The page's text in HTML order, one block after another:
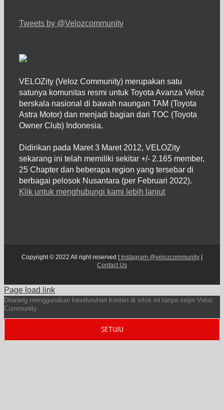
Tweets by @Velozcommunity
VELOZity (Veloz Community) merupakan satu
satunya komunitas resmi untuk Toyota Avanza Veloz
berskala nasional di bawah naungan TAM (Toyota
Astra Motor) dan menjadi bagian dari TOC (Toyota
Owner Club) Indonesia.
Didirikan pada Maret 3 Maret 2012, VELOZity
sekarang ini telah memiliki sekitar +/- 2.165 member,
25 Chapter dan beberapa region yang tersebar di
berbagai pelosok Nusantara (per Februari 2022).
Klik untuk menghubungi kami lebih lanjut
Copyright © 2022 All right reserved | Instagram @velozcommunity
Contact Us
Page load link
Dilarang menggunakan keseluruhan konten di situs ini tanpa seijin Veloz
Community
SETUJU